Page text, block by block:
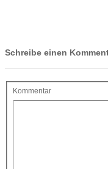
Schreibe einen
Kommentar